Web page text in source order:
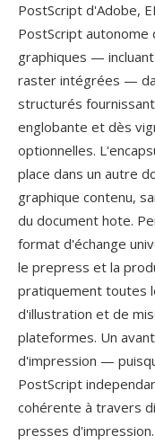
PostScript d'Adobe,
PostScript autonome
graphiques —
raster intégrées —
structurés
englobante et dès
optionnelles.
place dans un autre
graphique contenu,
du document hote.
format d'échange
le prepress et la
pratiquement toutes
d'illustration et de
plateformes. Un
d'impression —
PostScript
cohérente à travers
presses